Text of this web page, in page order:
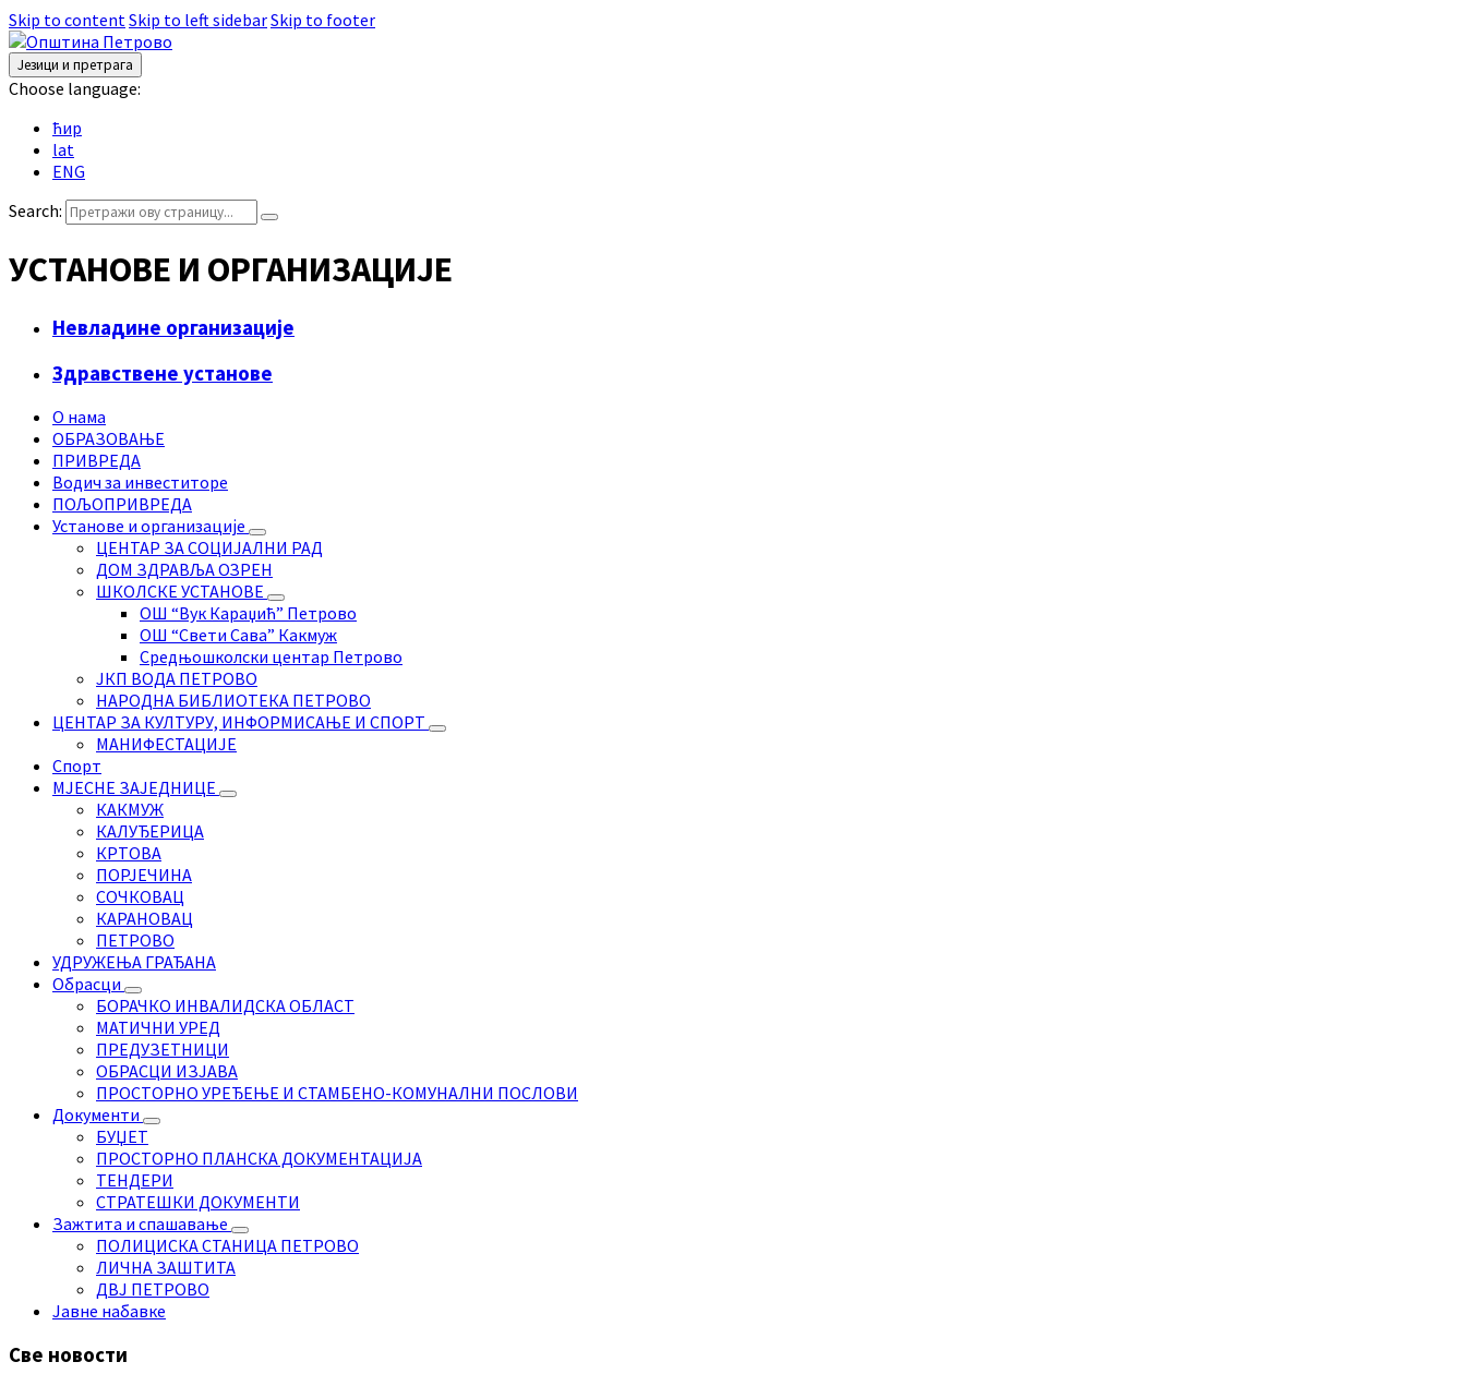
Skip to contentSkip to left sidebarSkip to footer
Језици и претрага
Choose language:
ћир
lat
ENG
Search:
УСТАНОВЕ И ОРГАНИЗАЦИЈЕ
Невладине организације
Здравствене установе
О нама
ОБРАЗОВАЊЕ
ПРИВРЕДА
Водич за инвеститоре
ПОЉОПРИВРЕДА
Установе и организације
ЦЕНТАР ЗА СОЦИЈАЛНИ РАД
ДОМ ЗДРАВЉА ОЗРЕН
ШКОЛСКЕ УСТАНОВЕ
ОШ “Вук Караџић” Петрово
ОШ “Свети Сава” Какмуж
Средњошколски центар Петрово
ЈКП ВОДА ПЕТРОВО
НАРОДНА БИБЛИОТЕКА ПЕТРОВО
ЦЕНТАР ЗА КУЛТУРУ, ИНФОРМИСАЊЕ И СПОРТ
МАНИФЕСТАЦИЈЕ
Спорт
МЈЕСНЕ ЗАЈЕДНИЦЕ
КАКМУЖ
КАЛУЂЕРИЦА
КРТОВА
ПОРЈЕЧИНА
СОЧКОВАЦ
КАРАНОВАЦ
ПЕТРОВО
УДРУЖЕЊА ГРАЂАНА
Обрасци
БОРАЧКО ИНВАЛИДСКА ОБЛАСТ
МАТИЧНИ УРЕД
ПРЕДУЗЕТНИЦИ
ОБРАСЦИ ИЗЈАВА
ПРОСТОРНО УРЕЂЕЊЕ И СТАМБЕНО-КОМУНАЛНИ ПОСЛОВИ
Документи
БУЏЕТ
ПРОСТОРНО ПЛАНСКА ДОКУМЕНТАЦИЈА
ТЕНДЕРИ
СТРАТЕШКИ ДОКУМЕНТИ
Зажтита и спашавање
ПОЛИЦИСКА СТАНИЦА ПЕТРОВО
ЛИЧНА ЗАШТИТА
ДВЈ ПЕТРОВО
Јавне набавке
Све новости